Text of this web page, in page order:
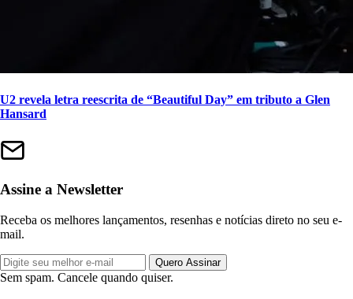
U2 revela letra reescrita de “Beautiful Day” em tributo a Glen
Hansard
Assine a Newsletter
Receba os melhores lançamentos, resenhas e notícias direto no seu e-
mail.
Quero Assinar
Sem spam. Cancele quando quiser.